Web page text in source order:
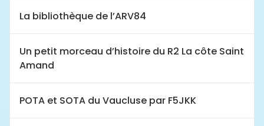
La bibliothèque de l’ARV84
Un petit morceau d’histoire du R2 La côte Saint
Amand
POTA et SOTA du Vaucluse par F5JKK